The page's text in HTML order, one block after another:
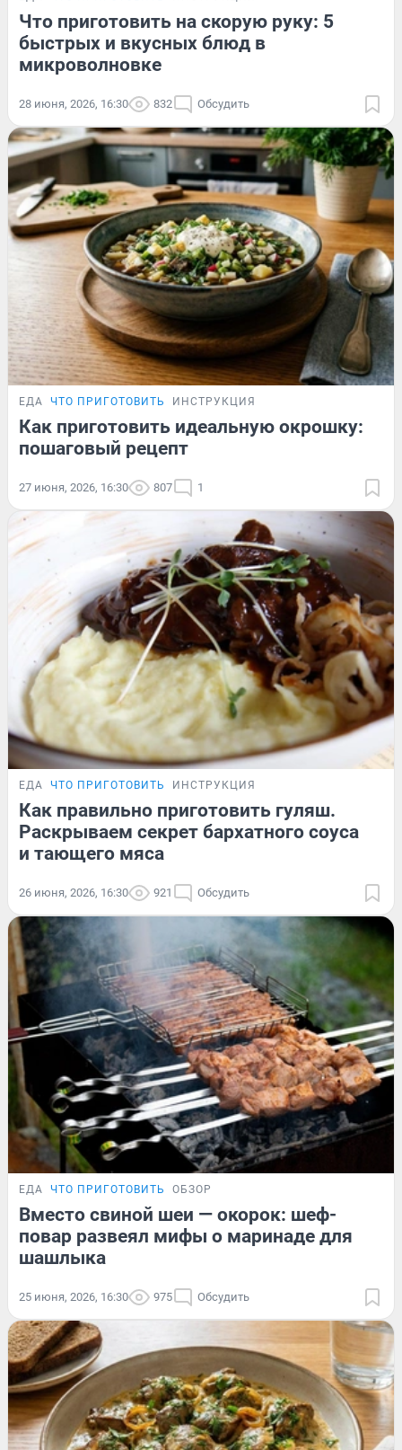
Что приготовить на скорую руку: 5
быстрых и вкусных блюд в
микроволновке
28 июня, 2026, 16:30 832 Обсудить
ЕДА ЧТО ПРИГОТОВИТЬ ИНСТРУКЦИЯ
Как приготовить идеальную окрошку:
пошаговый рецепт
27 июня, 2026, 16:30 807 1
ЕДА ЧТО ПРИГОТОВИТЬ ИНСТРУКЦИЯ
Как правильно приготовить гуляш.
Раскрываем секрет бархатного соуса
и тающего мяса
26 июня, 2026, 16:30 921 Обсудить
ЕДА ЧТО ПРИГОТОВИТЬ ОБЗОР
Вместо свиной шеи — окорок: шеф-
повар развеял мифы о маринаде для
шашлыка
25 июня, 2026, 16:30 975 Обсудить